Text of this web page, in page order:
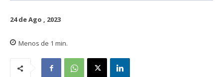
24 de Ago , 2023
Menos de 1 min.